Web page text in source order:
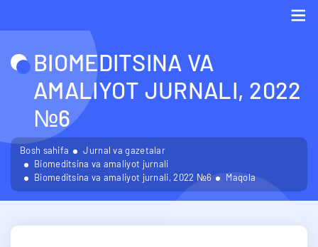
BIOMEDITSINA VA
AMALIYOT JURNALI, 2022
№6
Bosh sahifa
Jurnal va gazetalar
Biomeditsina va amaliyot jurnali
Biomeditsina va amaliyot jurnali, 2022 №6
Maqola